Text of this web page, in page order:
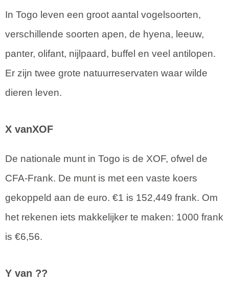
In Togo leven een groot aantal vogelsoorten,
verschillende soorten apen, de hyena, leeuw,
panter, olifant, nijlpaard, buffel en veel antilopen.
Er zijn twee grote natuurreservaten waar wilde
dieren leven.
X vanXOF
De nationale munt in Togo is de XOF, ofwel de
CFA-Frank. De munt is met een vaste koers
gekoppeld aan de euro. €1 is 152,449 frank. Om
het rekenen iets makkelijker te maken: 1000 frank
is €6,56.
Y van ??